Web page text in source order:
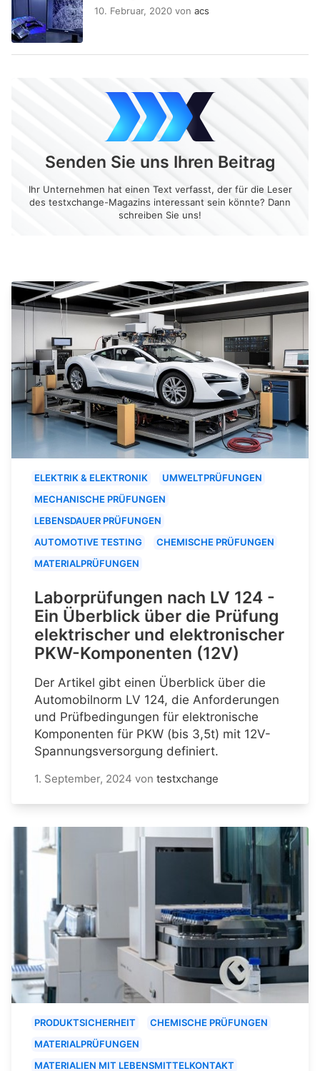
10. Februar, 2020 von acs
Senden Sie uns Ihren Beitrag
Ihr Unternehmen hat einen Text verfasst, der für die Leser
des testxchange-Magazins interessant sein könnte? Dann
schreiben Sie uns!
ELEKTRIK & ELEKTRONIK
UMWELTPRÜFUNGEN
MECHANISCHE PRÜFUNGEN
LEBENSDAUER PRÜFUNGEN
AUTOMOTIVE TESTING
CHEMISCHE PRÜFUNGEN
MATERIALPRÜFUNGEN
Laborprüfungen nach LV 124 -
Ein Überblick über die Prüfung
elektrischer und elektronischer
PKW-Komponenten (12V)
Der Artikel gibt einen Überblick über die
Automobilnorm LV 124, die Anforderungen
und Prüfbedingungen für elektronische
Komponenten für PKW (bis 3,5t) mit 12V-
Spannungsversorgung definiert.
1. September, 2024 von testxchange
PRODUKTSICHERHEIT
CHEMISCHE PRÜFUNGEN
MATERIALPRÜFUNGEN
MATERIALIEN MIT LEBENSMITTELKONTAKT